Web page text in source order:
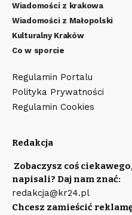
Wiadomości z krakowa
Wiadomości z Małopolski
Kulturalny Kraków
Co w sporcie
Regulamin Portalu
Polityka Prywatności
Regulamin Cookies
Redakcja
Zobaczysz coś
napisali? Daj nam znać:
redakcja@kr24.pl
Chcesz zamieścić